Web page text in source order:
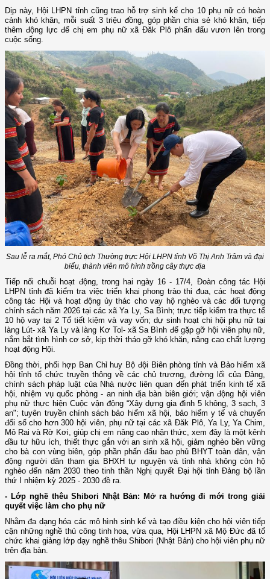
Dịp này, Hội LHPN tỉnh cũng trao hỗ trợ sinh kế cho 10 phụ nữ có hoàn
cảnh khó khăn, mỗi suất 3 triệu đồng, góp phần chia sẻ khó khăn, tiếp
thêm động lực để chị em phụ nữ xã Đăk Plô phấn đấu vươn lên trong
cuộc sống.
Sau lễ ra mắt, Phó Chủ tịch Thường trực Hội LHPN tỉnh Võ Thị Anh Trâm và đại
biểu, thành viên mô hình trồng cây thực địa
Tiếp nối chuỗi hoạt động, trong hai ngày 16 - 17/4, Đoàn công tác Hội
LHPN tỉnh đã kiểm tra việc triển khai phong trào thi đua, các hoạt động
công tác Hội và hoạt động ủy thác cho vay hộ nghèo và các đối tượng
chính sách năm 2026 tại các xã Ya Ly, Sa Bình; trực tiếp kiểm tra thực tế
10 hộ vay tại 2 Tổ tiết kiệm và vay vốn; dự sinh hoạt chi hội phụ nữ tại
làng Lút- xã Ya Ly và làng Kơ Tol- xã Sa Bình để gặp gỡ hội viên phụ nữ,
nắm bắt tình hình cơ sở, kịp thời tháo gỡ khó khăn, nâng cao chất lượng
hoạt động Hội.
Đồng thời, phối hợp Ban Chỉ huy Bộ đội Biên phòng tỉnh và Bảo hiểm xã
hội tỉnh tổ chức truyền thông về các chủ trương, đường lối của Đảng,
chính sách pháp luật của Nhà nước liên quan đến phát triển kinh tế xã
hội, nhiệm vụ quốc phòng - an ninh địa bàn biên giới; vận động hội viên
phụ nữ thực hiện Cuộc vận động “Xây dựng gia đình 5 không, 3 sạch, 3
an"; tuyên truyền chính sách bảo hiểm xã hội, bảo hiểm y tế và chuyển
đổi số cho hơn 300 hội viên, phụ nữ tại các xã Đăk Plô, Ya Ly, Ya Chim,
Mô Rai và Rờ Kơi, giúp chị em nâng cao nhận thức, xem đây là một kênh
đầu tư hữu ích, thiết thực gắn với an sinh xã hội, giảm nghèo bền vững
cho bà con vùng biên, góp phần phấn đấu bao phủ BHYT toàn dân, vận
động người dân tham gia BHXH tự nguyện và tỉnh nhà không còn hộ
nghèo đến năm 2030 theo tinh thần Nghị quyết Đại hội tỉnh Đảng bộ lần
thứ I nhiệm kỳ 2025 - 2030 đề ra.
- Lớp nghề thêu Shibori Nhật Bản: Mở ra hướng đi mới trong giải
quyết việc làm cho phụ nữ
Nhằm đa dạng hóa các mô hình sinh kế và tạo điều kiện cho hội viên tiếp
cận những nghề thủ công tinh hoa, vừa qua, Hội LHPN xã Mộ Đức đã tổ
chức khai giảng lớp dạy nghề thêu Shibori (Nhật Bản) cho hội viên phụ nữ
trên địa bàn.